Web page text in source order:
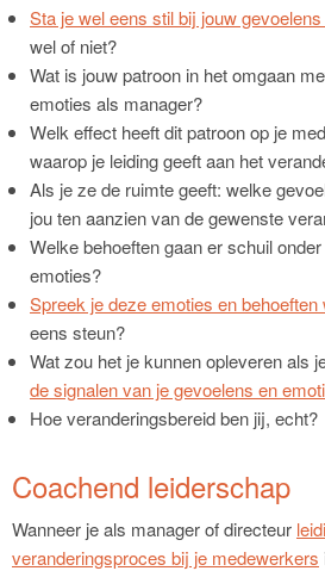
Sta je wel eens stil bij jouw
wel of niet?
Wat is jouw patroon in het omgaan
emoties als manager?
Welk effect heeft dit patroon op je
waarop je leiding geeft aan het
Als je ze de ruimte geeft: welke
jou ten aanzien van de gewenste
Welke behoeften gaan er schuil
emoties?
Spreek je deze emoties en behoeften
eens steun?
Wat zou het je kunnen opleveren als
de signalen van je gevoelens en
Hoe veranderingsbereid ben jij, echt?
Coachend leiderschap
Wanneer je als manager of directeur
veranderingsproces bij je medewerkers